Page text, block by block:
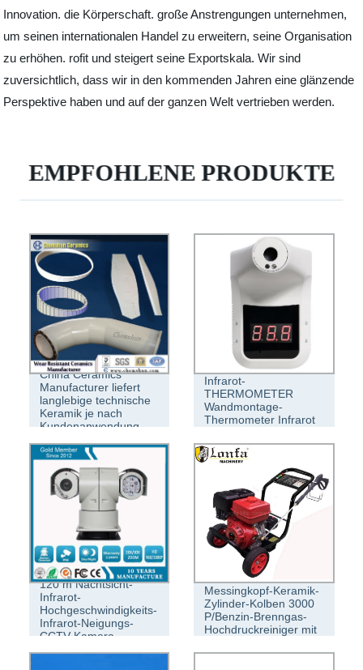
Innovation. die Körperschaft. große Anstrengungen unternehmen,
um seinen internationalen Handel zu erweitern, seine Organisation
zu erhöhen. rofit und steigert seine Exportskala. Wir sind
zuversichtlich, dass wir in den kommenden Jahren eine glänzende
Perspektive haben und auf der ganzen Welt vertrieben werden.
EMPFOHLENE PRODUKTE
China Ceramics
Manufacturer liefert
langlebige technische
Keramik je nach
Kundenanwendung
Digital K3 Infrarojo
Infrarot-
THERMOMETER
Wandmontage-
Thermometer Infrarot
120 m Nachtsicht-
Infrarot-
Hochgeschwindigkeits-
Infrarot-Neigungs-
CCTV-Kamera
Industrielle
Messingkopf-Keramik-
Zylinder-Kolben 3000
P/Benzin-Brenngas-
Hochdruckreiniger mit